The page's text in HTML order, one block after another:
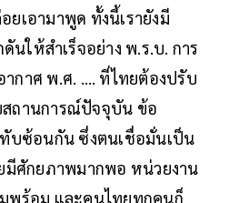
ยเอามาพูด ทั้งนี้เรายังมี
นให้สำเร็จอย่าง พ.ร.บ. การ
กาศ พ.ศ. …. ที่ไทยต้องปรับ
ถานการณ์ปัจจุบัน ข้อ
บซ้อนกัน ซึ่งตนเชื่อมั่นเป็น
มีศักยภาพมากพอ หน่วยงาน
พร้อม และคนไทยทุกคนก็